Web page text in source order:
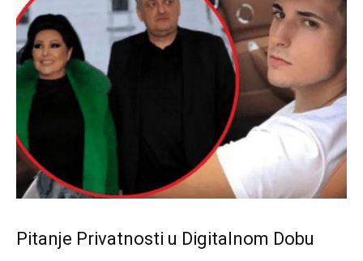
Pitanje Privatnosti u Digitalnom Dobu